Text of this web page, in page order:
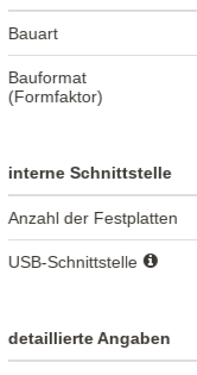
Bauart
Bauformat
(Formfaktor)
interne Schnittstelle
Anzahl der Festplatten
USB-Schnittstelle
detaillierte Angaben